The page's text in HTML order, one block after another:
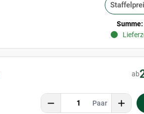
Summe:
ab
Paar
10 %
• 10 % Rabattauf die erste Bestellung
•Exklusive und regelmäßige
Zum Newsletter